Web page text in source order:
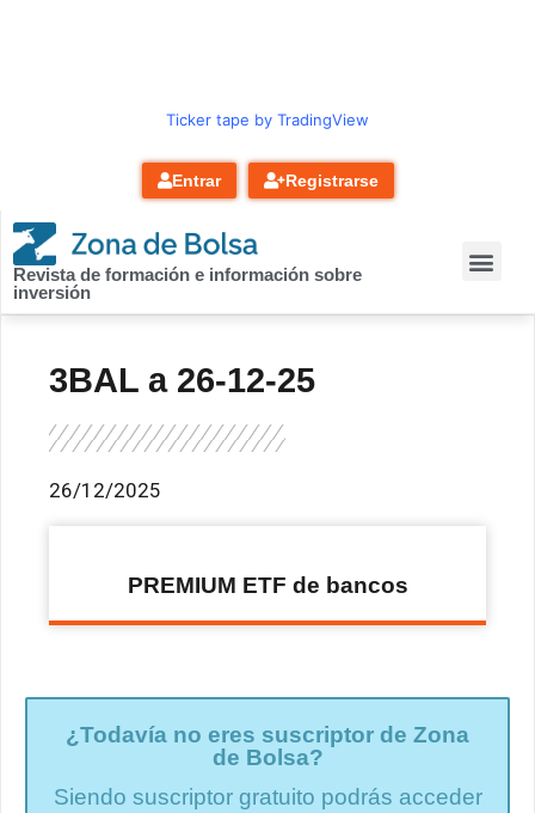
Ticker tape by TradingView
Entrar Registrarse
Revista de formación e información sobre
inversión
3BAL a 26-12-25
26/12/2025
PREMIUM ETF de bancos
¿Todavía no eres suscriptor de Zona
de Bolsa?
Siendo suscriptor gratuito podrás acceder